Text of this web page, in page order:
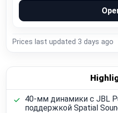
Prices last updated 3 days ago
40-мм динамики с JBL
поддержкой Spatial